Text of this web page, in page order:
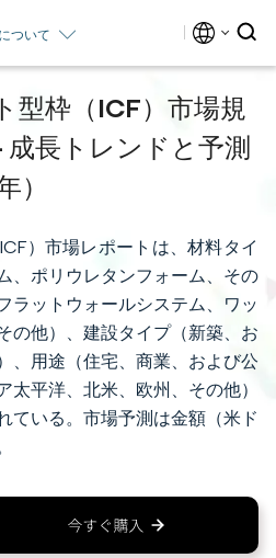
ついて
型枠（ICF）市場規
成長トレンドと予測
）
）市場レポートは、材料タイ
、ポリウレタンフォーム、その
ラットウォールシステム、ワッ
の他）、建設タイプ（新築、お
、用途（住宅、商業、および公
太平洋、北米、欧州、その他）
ている。市場予測は金額（米ド